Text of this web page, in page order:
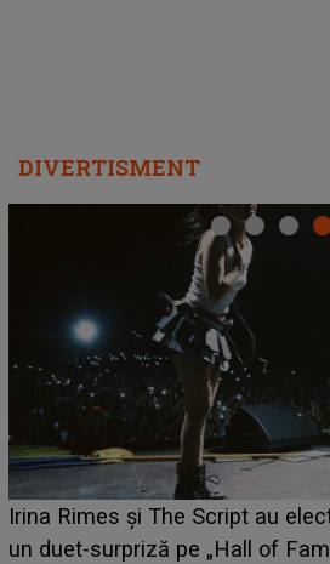
DIVERTISMENT
HOROSCOP 6 august 2026.
câștige mai mulți bani. O